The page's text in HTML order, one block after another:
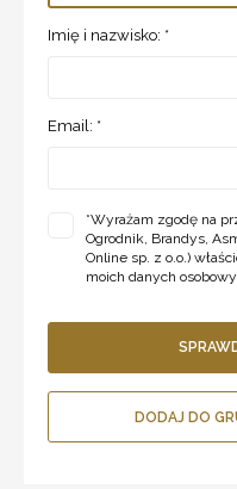
Imię i nazwisko: *
Email: *
*Wyrażam zgodę na
Ogrodnik, Brandys,
Online sp. z o.o.)
moich danych
DODAJ DO